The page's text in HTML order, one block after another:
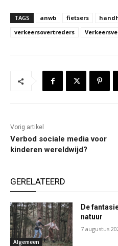
TAGS anwb fietsers
verkeersovertreders
Vorig artikel
Verbod sociale media voor
kinderen wereldwijd?
GERELATEERD
Algemeen
De
natuur
7 augustus